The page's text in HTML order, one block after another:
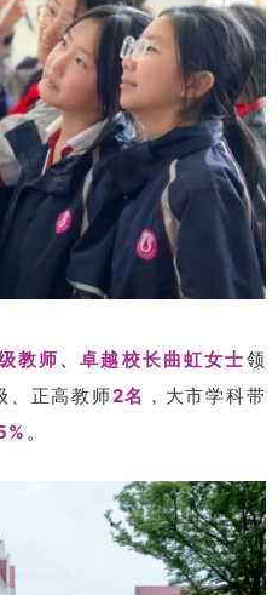
教师、卓越校长曲虹女士领
、正高教师2名 ，大市学科带
。